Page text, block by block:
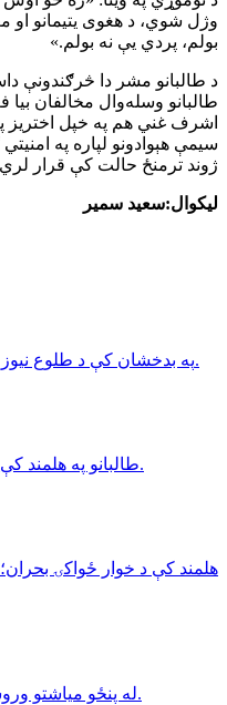
وژل شوي، د هغوی یتیمانو او
بولم، پردي یې نه بولم.»
د طالبانو مشر دا څرګندونې
طالبانو وسله‌وال مخالفان
اشرف غني هم په خپل اختریز
سیمې هېوادونو لپاره په
ژوند ترمنځ حالت کې قرار
لیکوال:سعید سمیر
په بدخشان كې د طلوع نيوز خبريال د طالبانو له لوري نيول شوى.
طالبانو په هلمند كې نږدې ۱۶ ټنه قاچاقي درمل سوځولي.
هلمند كې د خوار ځواكۍ
له پنځو مياشتو وروسته د تورخم بازار بېرته پرانيستل شو.